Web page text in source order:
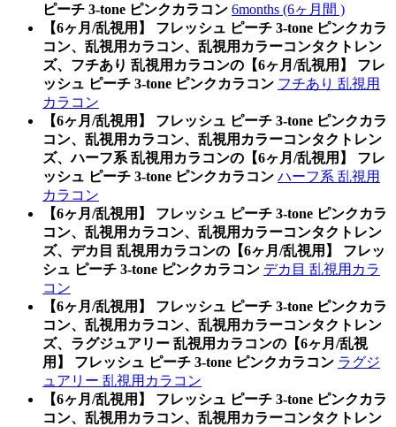
ピーチ 3-tone ピンクカラコン 6months (6ヶ月間 )
【6ヶ月/乱視用】 フレッシュ ピーチ 3-tone ピンクカラ
コン、乱視用カラコン、乱視用カラーコンタクトレン
ズ、フチあり 乱視用カラコンの【6ヶ月/乱視用】 フレ
ッシュ ピーチ 3-tone ピンクカラコン フチあり 乱視用
カラコン
【6ヶ月/乱視用】 フレッシュ ピーチ 3-tone ピンクカラ
コン、乱視用カラコン、乱視用カラーコンタクトレン
ズ、ハーフ系 乱視用カラコンの【6ヶ月/乱視用】 フレ
ッシュ ピーチ 3-tone ピンクカラコン ハーフ系 乱視用
カラコン
【6ヶ月/乱視用】 フレッシュ ピーチ 3-tone ピンクカラ
コン、乱視用カラコン、乱視用カラーコンタクトレン
ズ、デカ目 乱視用カラコンの【6ヶ月/乱視用】 フレッ
シュ ピーチ 3-tone ピンクカラコン デカ目 乱視用カラ
コン
【6ヶ月/乱視用】 フレッシュ ピーチ 3-tone ピンクカラ
コン、乱視用カラコン、乱視用カラーコンタクトレン
ズ、ラグジュアリー 乱視用カラコンの【6ヶ月/乱視
用】 フレッシュ ピーチ 3-tone ピンクカラコン ラグジ
ュアリー 乱視用カラコン
【6ヶ月/乱視用】 フレッシュ ピーチ 3-tone ピンクカラ
コン、乱視用カラコン、乱視用カラーコンタクトレン